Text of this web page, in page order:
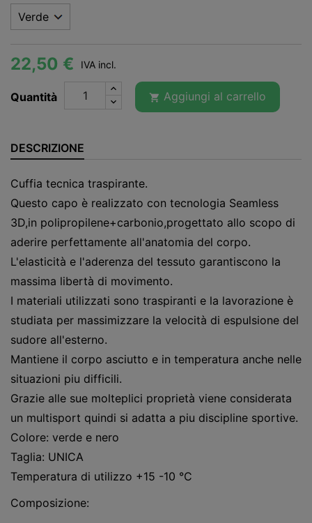
22,50 € IVA incl.
Quantità  Aggiungi al carrello
DESCRIZIONE
Cuffia tecnica traspirante.
Questo capo è realizzato con tecnologia Seamless
3D,in polipropilene+carbonio,progettato allo scopo di
aderire perfettamente all'anatomia del corpo.
L'elasticità e l'aderenza del tessuto garantiscono la
massima libertà di movimento.
I materiali utilizzati sono traspiranti e la lavorazione è
studiata per massimizzare la velocità di espulsione del
sudore all'esterno.
Mantiene il corpo asciutto e in temperatura anche nelle
situazioni piu difficili.
Grazie alle sue molteplici proprietà viene considerata
un multisport quindi si adatta a piu discipline sportive.
Colore: verde e nero
Taglia: UNICA
Temperatura di utilizzo +15 -10 °C
Composizione: